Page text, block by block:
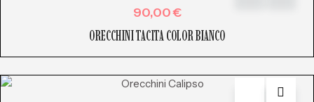
90,00€
ORECCHINI TACITA COLOR BIANCO